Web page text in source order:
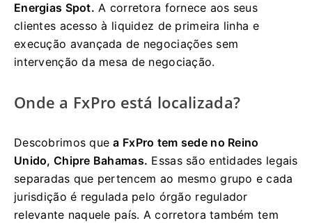
Energias Spot. A corretora fornece aos seus
clientes acesso à liquidez de primeira linha e
execução avançada de negociações sem
intervenção da mesa de negociação.
Onde a FxPro está localizada?
Descobrimos quea FxPro tem sede no Reino
Unido, Chipre Bahamas. Essas são entidades legais
separadas que pertencem ao mesmo grupo e cada
jurisdição é regulada pelo órgão regulador
relevante naquele país. A corretora também tem